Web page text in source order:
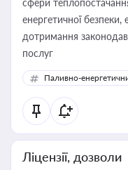
сфери
енергетичної безпеки,
дотримання
послуг
Паливно-
Ліцензії, дозволи